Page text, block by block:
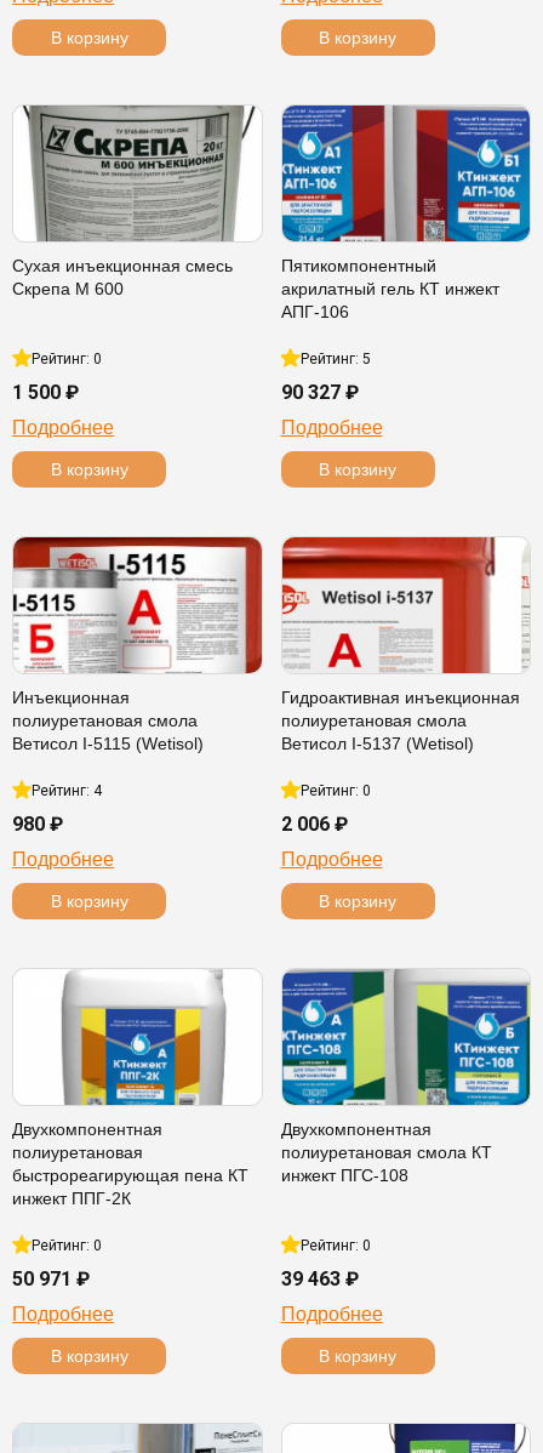
В корзину В корзину
Сухая инъекционная смесь
Скрепа М 600
Рейтинг: 0
1 500 ₽
Подробнее
В корзину
Пятикомпонентный
акрилатный гель КТ инжект
АПГ-106
Рейтинг: 5
90 327 ₽
Подробнее
В корзину
Инъекционная
полиуретановая смола
Ветисол I-5115 (Wetisol)
Рейтинг: 4
980 ₽
Подробнее
В корзину
Гидроактивная инъекционная
полиуретановая смола
Ветисол I-5137 (Wetisol)
Рейтинг: 0
2 006 ₽
Подробнее
В корзину
Двухкомпонентная
полиуретановая
быстрореагирующая пена КТ
инжект ППГ-2К
Рейтинг: 0
50 971 ₽
Подробнее
В корзину
Двухкомпонентная
полиуретановая смола КТ
инжект ПГС-108
Рейтинг: 0
39 463 ₽
Подробнее
В корзину